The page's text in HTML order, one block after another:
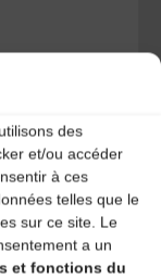
des
et/ou accéder
à ces
telles que le
sur ce site. Le
a un
et fonctions du